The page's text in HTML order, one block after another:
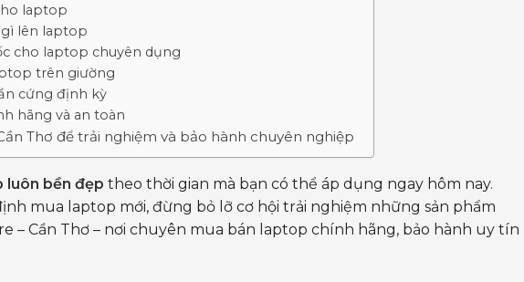
laptop
lên laptop
cho laptop chuyên dụng
trên giường
cứng định kỳ
hãng và an toàn
Thơ để trải nghiệm và bảo hành chuyên nghiệp
luôn bền đẹp theo thời gian mà bạn có thể áp dụng ngay hôm nay.
mua laptop mới, đừng bỏ lỡ cơ hội trải nghiệm những sản phẩm
– Cần Thơ – nơi chuyên mua bán laptop chính hãng, bảo hành uy tín